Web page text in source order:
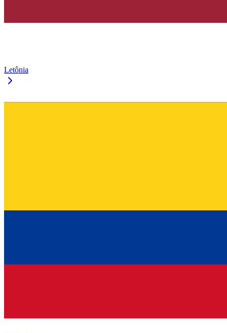
Letônia